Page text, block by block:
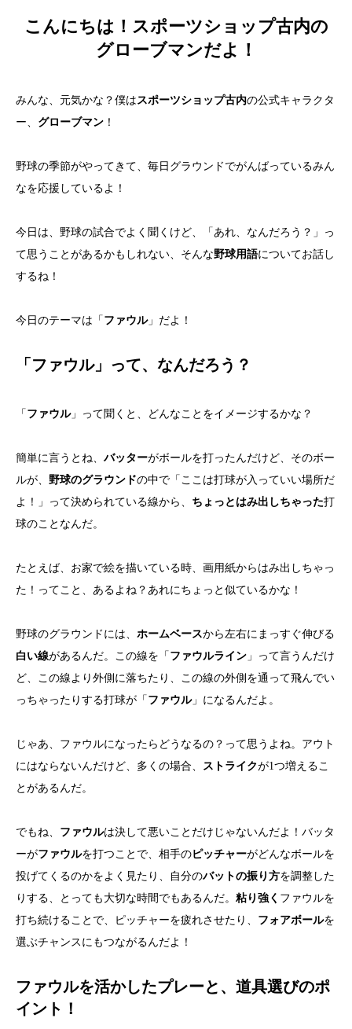
こんにちは！スポーツショップ古内の
グローブマンだよ！
みんな、元気かな？僕はスポーツショップ古内の公式キャラクタ
ー、 グローブマン ！
野球の季節がやってきて、毎日グラウンドでがんばっているみん
なを応援しているよ！
今日は、野球の試合でよく聞くけど、「あれ、なんだろう？」っ
て思うことがあるかもしれない、そんな野球用語についてお話し
するね！
今日のテーマは「 ファウル」だよ！
「ファウル」って、なんだろう？
「 ファウル」って聞くと、どんなことをイメージするかな？
簡単に言うとね、 バッターがボールを打ったんだけど、そのボー
ルが、 野球のグラウンドの中で「ここは打球が入っていい場所だ
よ！」って決められている線から、 ちょっとはみ出しちゃった打
球のことなんだ。
たとえば、お家で絵を描いている時、画用紙からはみ出しちゃっ
た！ってこと、あるよね？あれにちょっと似ているかな！
野球のグラウンドには、 ホームベースから左右にまっすぐ伸びる
白い線があるんだ。この線を「 ファウルライン 」って言うんだけ
ど、この線より外側に落ちたり、この線の外側を通って飛んでい
っちゃったりする打球が「 ファウル」になるんだよ。
じゃあ、ファウルになったらどうなるの？って思うよね。アウト
にはならないんだけど、多くの場合、 ストライクが1つ増えるこ
とがあるんだ。
でもね、 ファウルは決して悪いことだけじゃないんだよ！バッタ
ーがファウルを打つことで、相手のピッチャーがどんなボールを
投げてくるのかをよく見たり、自分のバットの振り方を調整した
りする、とっても大切な時間でもあるんだ。 粘り強く ファウルを
打ち続けることで、ピッチャーを疲れさせたり、 フォアボールを
選ぶチャンスにもつながるんだよ！
ファウルを活かしたプレーと、道具選びのポ
イント！